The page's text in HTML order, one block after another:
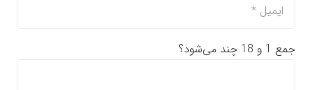
جمع 1 و 18 چند می‌شود؟